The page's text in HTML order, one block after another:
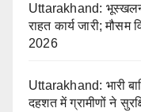
Uttarakhand: भूस्खलन
राहत कार्य जारी; मौसम
2026
Uttarakhand: भारी
दहशत में ग्रामीणों ने